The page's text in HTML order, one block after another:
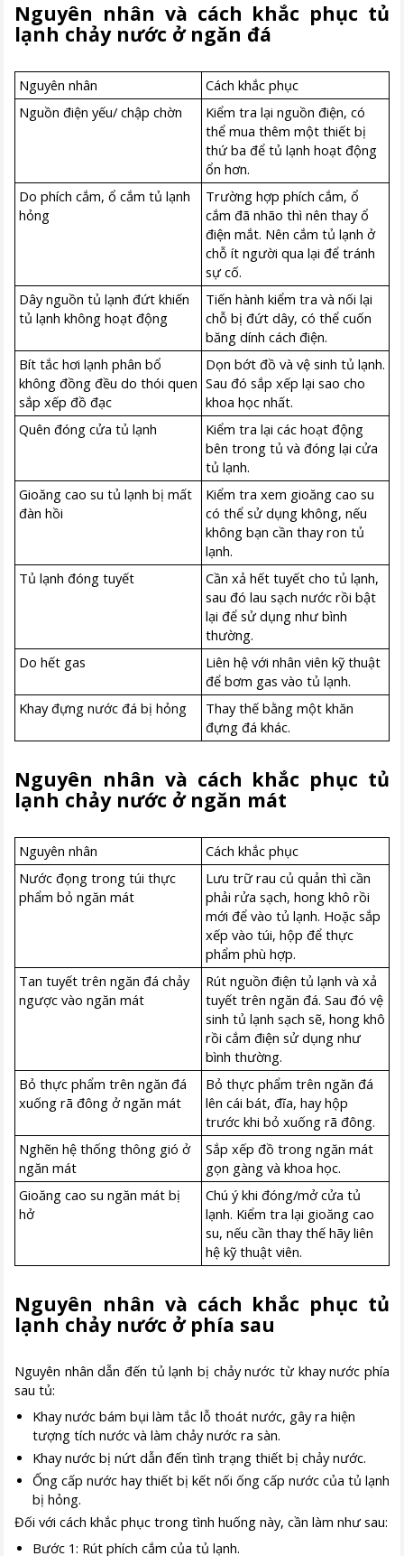
Nguyên nhân và cách khắc phục tủ
lạnh chảy nước ở ngăn đá
Nguyên nhân
Cách khắc phục
Nguồn điện yếu/ chập chờn
Kiểm tra lại nguồn điện, có
thể mua thêm một thiết bị
thứ ba để tủ lạnh hoạt động
ổn hơn.
Do phích cắm, ổ cắm tủ lạnh
hỏng
Trường hợp phích cắm, ổ
cắm đã nhão thì nên thay ổ
điện mắt. Nên cắm tủ lạnh ở
chỗ ít người qua lại để tránh
sự cố.
Dây nguồn tủ lạnh đứt khiến
tủ lạnh không hoạt động
Tiến hành kiểm tra và nối lại
chỗ bị đứt dây, có thể cuốn
băng dính cách điện.
Bít tắc hơi lạnh phân bổ
không đồng đều do thói quen
sắp xếp đồ đạc
Dọn bớt đồ và vệ sinh tủ lạnh.
Sau đó sắp xếp lại sao cho
khoa học nhất.
Quên đóng cửa tủ lạnh
Kiểm tra lại các hoạt động
bên trong tủ và đóng lại cửa
tủ lạnh.
Gioăng cao su tủ lạnh bị mất
đàn hồi
Kiểm tra xem gioăng cao su
có thể sử dụng không, nếu
không bạn cần thay ron tủ
lạnh.
Tủ lạnh đóng tuyết
Cần xả hết tuyết cho tủ lạnh,
sau đó lau sạch nước rồi bật
lại để sử dụng như bình
thường.
Do hết gas
Liên hệ với nhân viên kỹ thuật
để bơm gas vào tủ lạnh.
Khay đựng nước đá bị hỏng
Thay thế bằng một khăn
đựng đá khác.
Nguyên nhân và cách khắc phục tủ
lạnh chảy nước ở ngăn mát
Nguyên nhân
Cách khắc phục
Nước đọng trong túi thực
phẩm bỏ ngăn mát
Lưu trữ rau củ quản thì cần
phải rửa sạch, hong khô rồi
mới để vào tủ lạnh. Hoặc sắp
xếp vào túi, hộp để thực
phẩm phù hợp.
Tan tuyết trên ngăn đá chảy
ngược vào ngăn mát
Rút nguồn điện tủ lạnh và xả
tuyết trên ngăn đá. Sau đó vệ
sinh tủ lạnh sạch sẽ, hong khô
rồi cắm điện sử dụng như
bình thường.
Bỏ thực phẩm trên ngăn đá
xuống rã đông ở ngăn mát
Bỏ thực phẩm trên ngăn đá
lên cái bát, đĩa, hay hộp
trước khi bỏ xuống rã đông.
Nghẽn hệ thống thông gió ở
ngăn mát
Sắp xếp đồ trong ngăn mát
gọn gàng và khoa học.
Gioăng cao su ngăn mát bị
hở
Chú ý khi đóng/mở cửa tủ
lạnh. Kiểm tra lại gioăng cao
su, nếu cần thay thế hãy liên
hệ kỹ thuật viên.
Nguyên nhân và cách khắc phục tủ
lạnh chảy nước ở phía sau
Nguyên nhân dẫn đến tủ lạnh bị chảy nước từ khay nước phía
sau tủ:
Khay nước bám bụi làm tắc lỗ thoát nước, gây ra hiện
tượng tích nước và làm chảy nước ra sàn.
Khay nước bị nứt dẫn đến tình trạng thiết bị chảy nước.
Ống cấp nước hay thiết bị kết nối ống cấp nước của tủ lạnh
bị hỏng.
Đối với cách khắc phục trong tình huống này, cần làm như sau:
Bước 1: Rút phích cắm của tủ lạnh.